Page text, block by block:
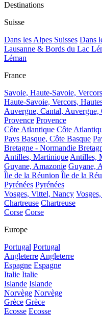
Destinations
Suisse
Dans les Alpes Suisses Dans
Lausanne & Bords du Lac
Léman
France
Savoie, Haute-Savoie,
Haute-Savoie, Vercors,
Auvergne, Cantal, Auvergne,
Provence Provence
Côte Atlantique Côte
Pays Basque, Côte Basque
Bretagne - Normandie
Antilles, Martinique Antilles,
Guyane, Amazonie Guyane,
Île de la Réunion Île de la
Pyrénées Pyrénées
Vosges, Vittel, Nancy
Chartreuse Chartreuse
Corse Corse
Europe
Portugal Portugal
Angleterre Angleterre
Espagne Espagne
Italie Italie
Islande Islande
Norvège Norvège
Grèce Grèce
Ecosse Ecosse